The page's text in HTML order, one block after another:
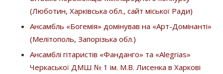
(Люботин, Харківська обл., сайт міської Ради)
Ансамбль «Богемія» домінував на «Арт-Домінанті»
(Мелітополь, Запорізька обл.)
Ансамблі гітаристів «Фанданго» та «Alegrias»
Черкаської ДМШ № 1 ім. М.В. Лисенка в Харкові